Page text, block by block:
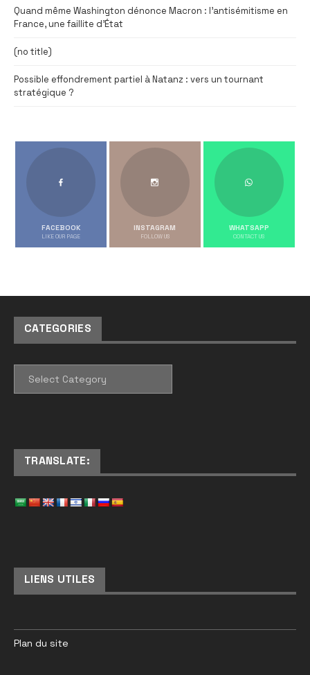
Quand même Washington dénonce Macron : l’antisémitisme en
France, une faillite d’État
(no title)
Possible effondrement partiel à Natanz : vers un tournant
stratégique ?
FACEBOOK
LIKE OUR PAGE
INSTAGRAM
FOLLOW US
WHATSAPP
CONTACT US
CATEGORIES
TRANSLATE:
LIENS UTILES
Plan du site